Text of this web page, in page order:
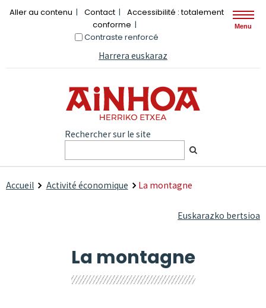
Aller au contenu Contact
Accessibilité : totalement
conforme
Contraste renforcé
Harrera euskaraz
Rechercher sur le site
Menu
Accueil Activité économique La montagne
Euskarazko bertsioa
La montagne